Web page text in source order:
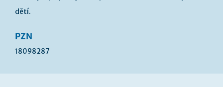
dětí.
PZN
18098287